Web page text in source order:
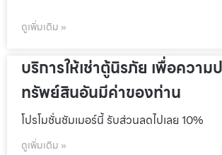
ดูเพิ่มเติม »
บริการให้เช่าตู้นิรภัย เพื่อความ
ทรัพย์สินอันมีค่าของท่าน
โปรโมชั่นชัมเมอร์นี้ รับส่วนลดไปเลย 10%
ดูเพิ่มเติม »